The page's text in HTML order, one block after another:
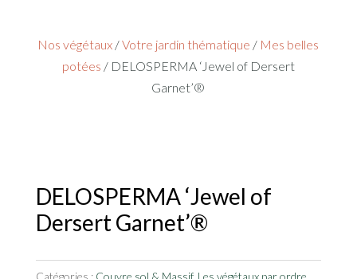
Nos végétaux /Votre jardin thématique / Mes belles
potées / DELOSPERMA ‘Jewel of Dersert
Garnet’®
DELOSPERMA ‘Jewel of
Dersert Garnet’®
Catégories : Couvre sol & Massif, Les végétaux par ordre